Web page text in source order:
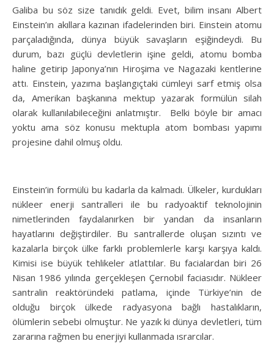
Galiba bu söz size tanıdık geldi. Evet, bilim insanı Albert
Einstein’ın akıllara kazınan ifadelerinden biri. Einstein atomu
parçaladığında, dünya büyük savaşların eşiğindeydi. Bu
durum, bazı güçlü devletlerin işine geldi, atomu bomba
haline getirip Japonya’nın Hiroşima ve Nagazaki kentlerine
attı. Einstein, yazıma başlangıçtaki cümleyi sarf etmiş olsa
da, Amerikan başkanına mektup yazarak formülün silah
olarak kullanılabileceğini anlatmıştır. Belki böyle bir amacı
yoktu ama söz konusu mektupla atom bombası yapımı
projesine dahil olmuş oldu.
Einstein’in formülü bu kadarla da kalmadı. Ülkeler, kurdukları
nükleer enerji santralleri ile bu radyoaktif teknolojinin
nimetlerinden faydalanırken bir yandan da insanların
hayatlarını değiştirdiler. Bu santrallerde oluşan sızıntı ve
kazalarla birçok ülke farklı problemlerle karşı karşıya kaldı.
Kimisi ise büyük tehlikeler atlattılar. Bu facialardan biri 26
Nisan 1986 yılında gerçekleşen Çernobil faciasıdır. Nükleer
santralin reaktöründeki patlama, içinde Türkiye’nin de
olduğu birçok ülkede radyasyona bağlı hastalıkların,
ölümlerin sebebi olmuştur. Ne yazık ki dünya devletleri, tüm
zararına rağmen bu enerjiyi kullanmada ısrarcılar.